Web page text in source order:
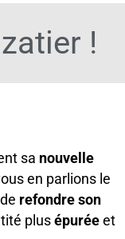
!
sa nouvelle
en parlions le
refondre son
plusépurée et